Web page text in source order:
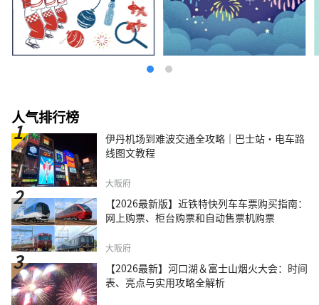
人气排行榜
伊丹机场到难波交通全攻略｜巴士站・电车路
线图文教程
大阪府
【2026最新版】近铁特快列车车票购买指南：
网上购票、柜台购票和自动售票机购票
大阪府
【2026最新】河口湖＆富士山烟火大会：时间
表、亮点与实用攻略全解析